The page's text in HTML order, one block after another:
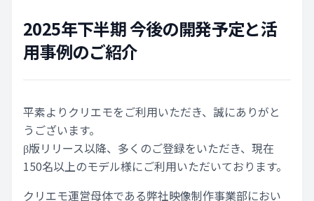
2025年下半期 今後の開発予定と活
用事例のご紹介
平素よりクリエモをご利用いただき、誠にありがと
うございます。
β版リリース以降、多くのご登録をいただき、現在
150名以上のモデル様にご利用いただいております。
クリエモ運営母体である弊社映像制作事業部におい